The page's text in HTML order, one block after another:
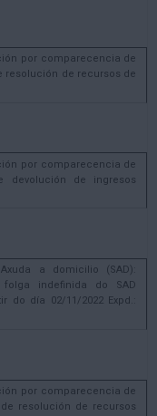
por comparecencia de
de recursos de
por comparecencia de
devolución de ingresos
a domicilio (SAD):
indefinida do SAD
día 02/11/2022 Expd.:
por comparecencia de
resolución de recursos